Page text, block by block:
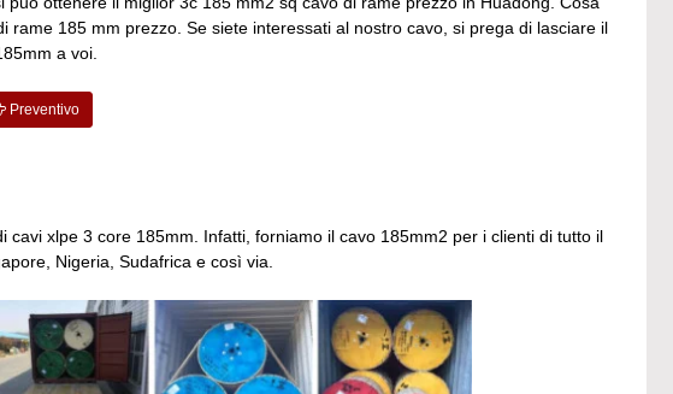
185 mm prezzo. Se siete interessati al nostro cavo, si prega di lasciare il
a voi.
Preventivo
xlpe 3 core 185mm. Infatti, forniamo il cavo 185mm2 per i clienti di tutto il
Nigeria, Sudafrica e così via.